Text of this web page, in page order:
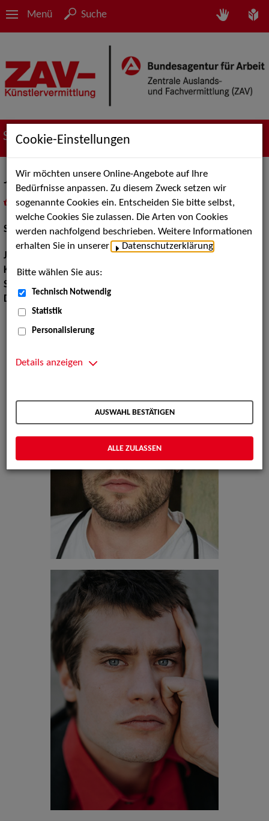
Menü Suche
Suche nach Künstler*innen
Jakob Schleert
als PDF speichern
inMeine Merklistelegen
Schauspiel:Bühne
Jahrgang:
Körpergröße:189 cm
Sprachen:
Dialekte:
Cookie-Einstellungen
Wir möchten unsere Online-Angebote auf Ihre
Bedürfnisse anpassen. Zu diesem Zweck setzen wir
sogenannte Cookies ein. Entscheiden Sie bitte selbst,
welche Cookies Sie zulassen. Die Arten von Cookies
werden nachfolgend beschrieben. Weitere Informationen
erhalten Sie in unserer
Datenschutzerklärung
Bitte wählen Sie aus:
Technisch Notwendig
Statistik
Personalisierung
Details anzeigen
AUSWAHL BESTÄTIGEN
ALLE ZULASSEN